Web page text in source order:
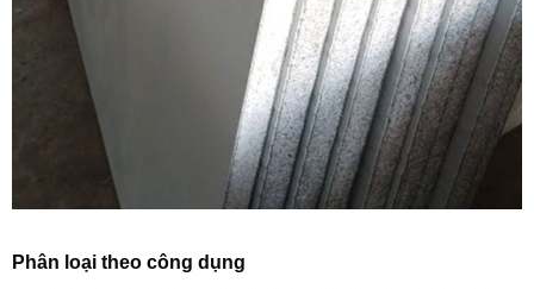
Phân loại theo công dụng